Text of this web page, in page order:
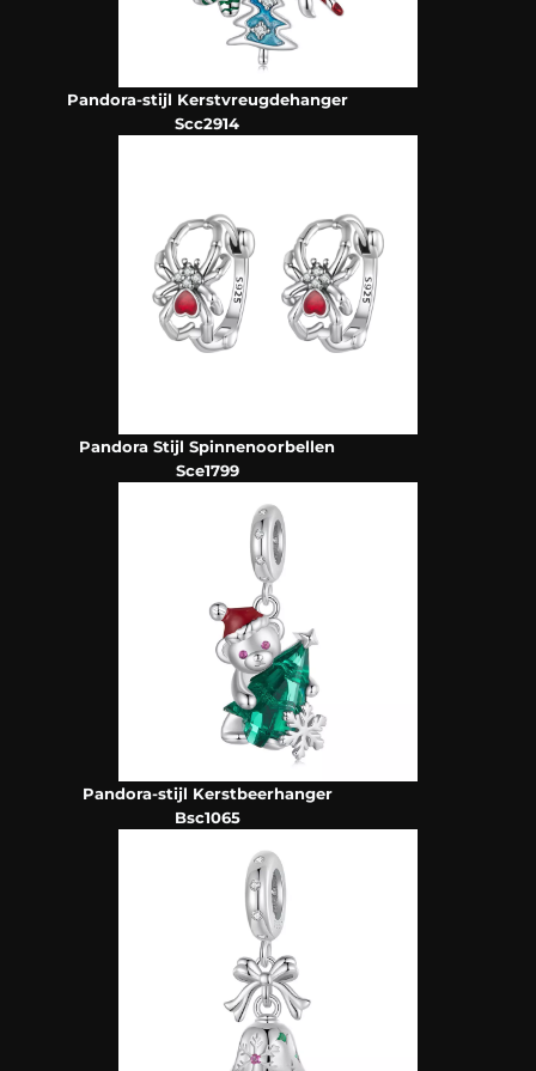
Pandora-stijl Kerstvreugdehanger
Scc2914
Pandora Stijl Spinnenoorbellen
Sce1799
Pandora-stijl Kerstbeerhanger
Bsc1065